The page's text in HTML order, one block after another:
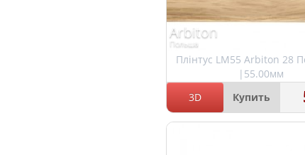
Плінтус LM55 Arbiton 28
|55.00мм
Arbiton
Польша
3D Купить